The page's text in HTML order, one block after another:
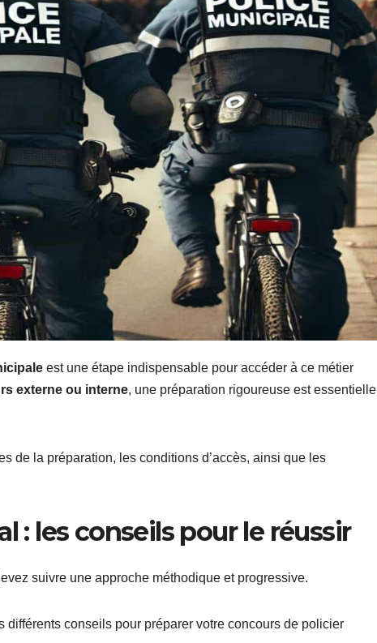
est une étape indispensable pour accéder à ce métier
externe ou interne, une préparation rigoureuse est essentielle
de la préparation, les conditions d’accès, ainsi que les
: les conseils pour le réussir
suivre une approche méthodique et progressive.
conseils pour préparer votre concours de policier